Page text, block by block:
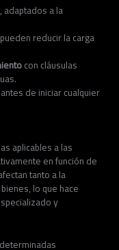
, adaptados a la
reducir la carga
con cláusulas
antes de iniciar cualquier
aplicables a las
en función de
tanto a la
lo que hace
y